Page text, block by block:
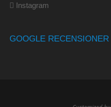
Instagram
GOOGLE RECENSIONER